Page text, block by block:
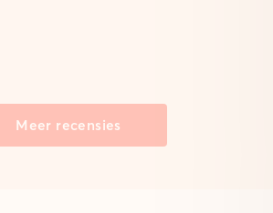
Meer recensies